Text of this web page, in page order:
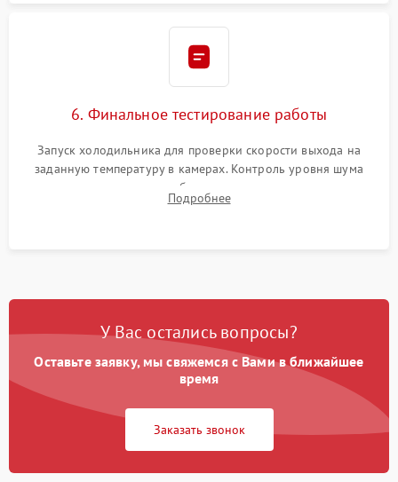
6. Финальное тестирование работы
Запуск холодильника для проверки скорости выхода на
заданную температуру в камерах. Контроль уровня шума
компрессора, отсутствия обмерзания стенок и корректного
срабатывания системы автоматической оттайки.
Подробнее
У Вас остались вопросы?
Оставьте заявку, мы свяжемся с Вами в ближайшее
время
Заказать звонок